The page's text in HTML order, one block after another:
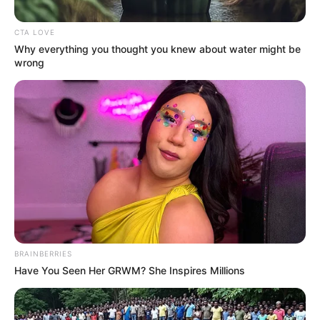
Foto de Diócesis de Cúcuta
Banco de Alimentos de Cúcuta
Por:Olga Lucía Cotamo Salazar
Junio 7, 2026
CTA LOVE
Why everything you thought you knew about water might be
wrong
BRAINBERRIES
Have You Seen Her GRWM? She Inspires Millions